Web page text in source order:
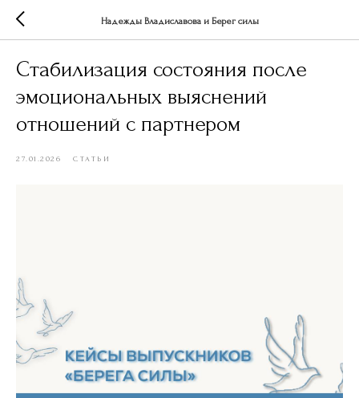
Надежды Владиславова и Берег силы
Стабилизация состояния после
эмоциональных выяснений
отношений с партнером
27.01.2026 СТАТЬИ